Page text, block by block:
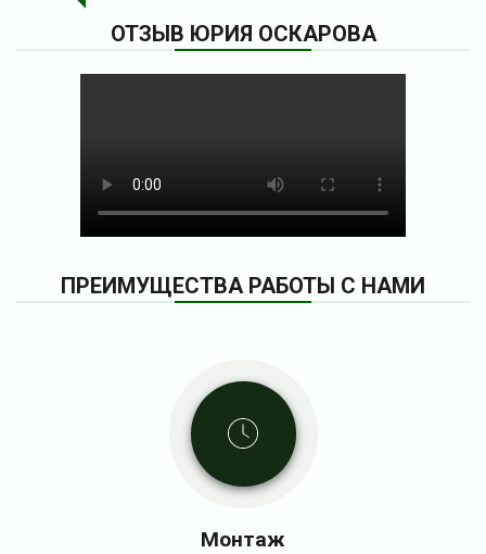
ОТЗЫВ ЮРИЯ ОСКАРОВА
ПРЕИМУЩЕСТВА РАБОТЫ С НАМИ
Монтаж